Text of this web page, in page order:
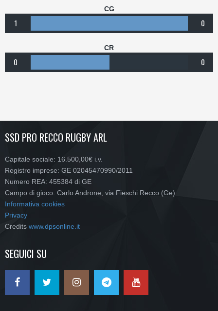
CG
1 0
CR
0 0
SSD PRO RECCO RUGBY ARL
Capitale sociale: 16.500,00€ i.v.
Registro imprese: GE 02045470990/2011
Numero REA: 455384 di GE
Campo di gioco: Carlo Androne, via Fieschi Recco (Ge)
Informativa cookies
Privacy
Credits www.dpsonline.it
SEGUICI SU